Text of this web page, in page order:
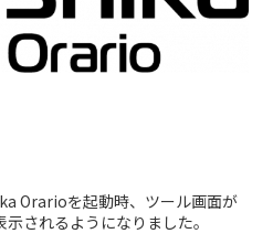
Orarioを起動時、ツール画面が
されるようになりました。